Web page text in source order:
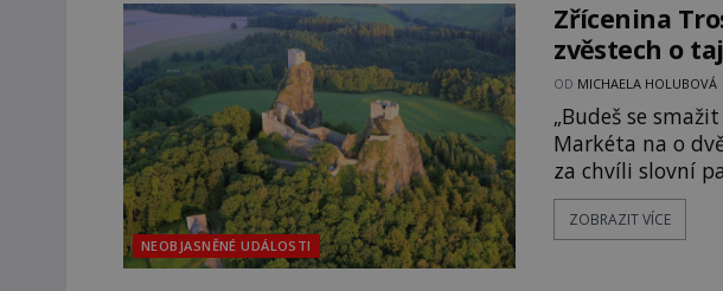
NEOBJASNĚNÉ UDÁLOSTI
Zřícenina
zvěstech o
OD MICHAELA HOLUBOVÁ
„Budeš se
Markéta na o
za chvíli slovní
katolička, druhá
nich se usídlí na
ZOBRAZIT VÍCE